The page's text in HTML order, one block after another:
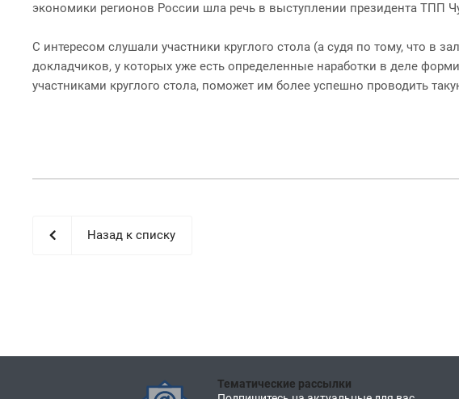
экономики регионов России шла речь в выступлении президента ТПП
С интересом слушали участники круглого стола (а судя по тому, что в
докладчиков, у которых уже есть определенные наработки в деле
участниками круглого стола, поможет им более успешно проводить
Назад к списку
Тематические рассылки